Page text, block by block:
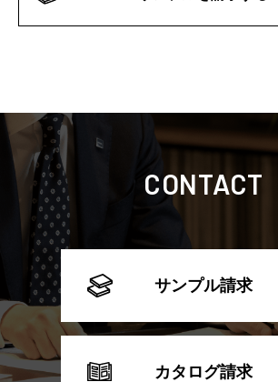
CONTACT
サンプル請求
カタログ請求